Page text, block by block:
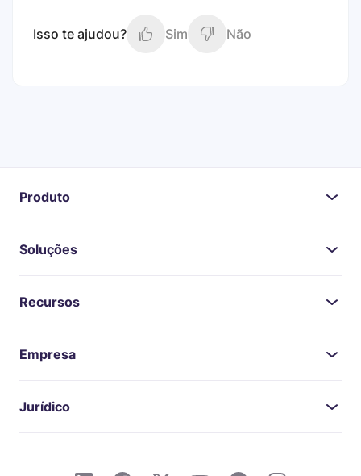
Isso te ajudou? Sim Não
Produto
Soluções
Recursos
Empresa
Jurídico